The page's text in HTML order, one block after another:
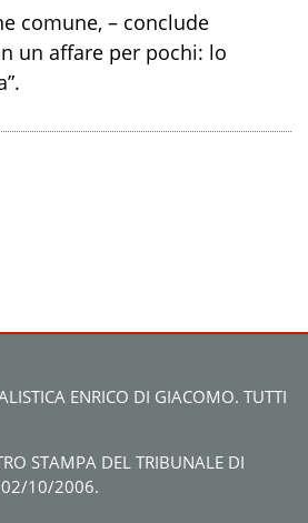
comune, – conclude
un affare per pochi: lo
ENRICO DI GIACOMO. TUTTI
STAMPA DEL TRIBUNALE DI
02/10/2006.